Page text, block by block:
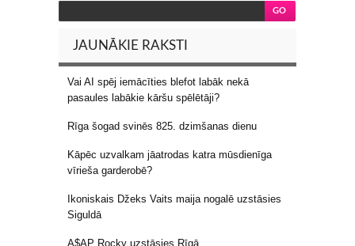
JAUNĀKIE RAKSTI
Vai AI spēj iemācīties blefot labāk nekā
pasaules labākie kāršu spēlētāji?
Rīga šogad svinēs 825. dzimšanas dienu
Kāpēc uzvalkam jāatrodas katra mūsdienīga
vīrieša garderobē?
Ikoniskais Džeks Vaits maija nogalē uzstāsies
Siguldā
A$AP Rocky uzstāsies Rīgā